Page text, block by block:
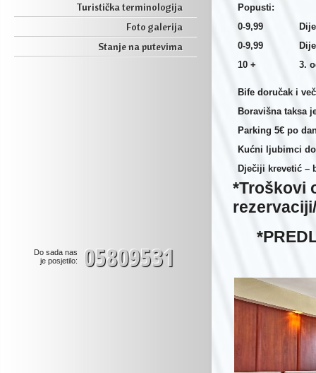
Turistička terminologija
Foto galerija
Stanje na putevima
Do sada nas
je posjetilo:
05809531
Popusti:
0-9,99
0-9,99
10 +
3.
Bife doručak i
Boravišna taksa
Parking 5€ po
Kućni ljubimci
Dječiji krevetić –
*Troškovi